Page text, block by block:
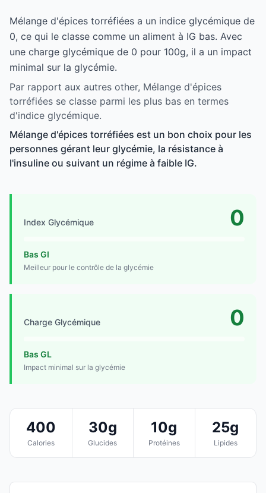
Mélange d'épices torréfiées a un indice glycémique de
0, ce qui le classe comme un aliment à IG bas. Avec
une charge glycémique de 0 pour 100g, il a un impact
minimal sur la glycémie.
Par rapport aux autres other, Mélange d'épices
torréfiées se classe parmi les plus bas en termes
d'indice glycémique.
Mélange d'épices torréfiées est un bon choix pour les
personnes gérant leur glycémie, la résistance à
l'insuline ou suivant un régime à faible IG.
Index Glycémique 0
Bas GI
Meilleur pour le contrôle de la glycémie
Charge Glycémique 0
Bas GL
Impact minimal sur la glycémie
400
Calories
30g
Glucides
10g
Protéines
25g
Lipides